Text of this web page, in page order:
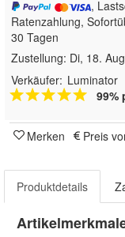
,
Ratenzahlung,
30 Tagen
Zustellung: Di, 18.
Verkäufer: Luminator
99%
Merken Preis
Produktdetails